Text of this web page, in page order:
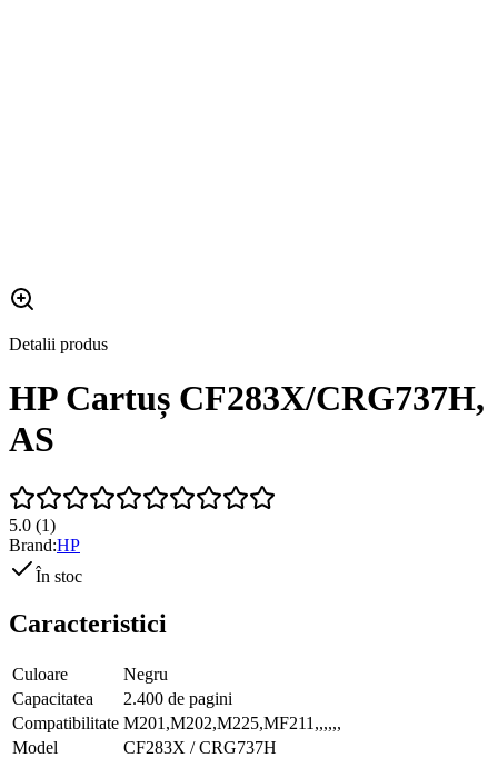
Detalii produs
HP Cartuș CF283X/CRG737H,
AS
5.0 (1)
Brand:HP
În stoc
Caracteristici
Culoare
Negru
Capacitatea
2.400 de pagini
Compatibilitate M201,M202,M225,MF211,,,,,,
Model
CF283X / CRG737H